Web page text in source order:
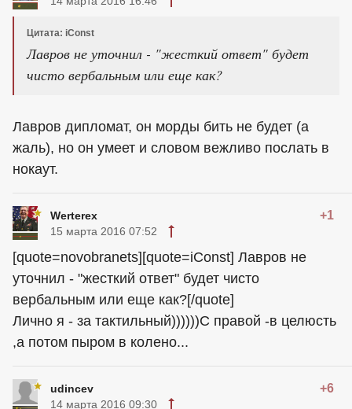
Цитата: iConst
Лавров не уточнил - "жесткий ответ" будет
чисто вербальным или еще как?
Лавров дипломат, он морды бить не будет (а
жаль), но он умеет и словом вежливо послать в
нокаут.
Werterex +1
15 марта 2016 07:52
[quote=novobranets][quote=iConst] Лавров не
уточнил - "жесткий ответ" будет чисто
вербальным или еще как?[/quote]
Лично я - за тактильный))))))С правой -в целюсть
,а потом пыром в колено...
udincev +6
14 марта 2016 09:30